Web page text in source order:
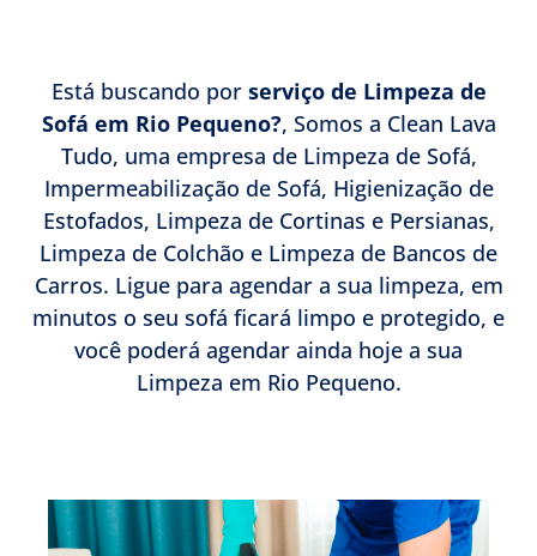
Está buscando por serviço de Limpeza de
Sofá em Rio Pequeno?, Somos a Clean Lava
Tudo, uma empresa de Limpeza de Sofá,
Impermeabilização de Sofá, Higienização de
Estofados, Limpeza de Cortinas e Persianas,
Limpeza de Colchão e Limpeza de Bancos de
Carros. Ligue para agendar a sua limpeza, em
minutos o seu sofá ficará limpo e protegido, e
você poderá agendar ainda hoje a sua
Limpeza em Rio Pequeno.